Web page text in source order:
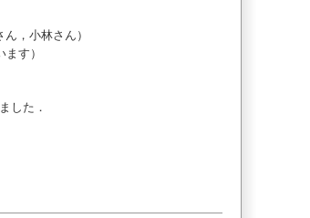
，小林さん）
す）
した．